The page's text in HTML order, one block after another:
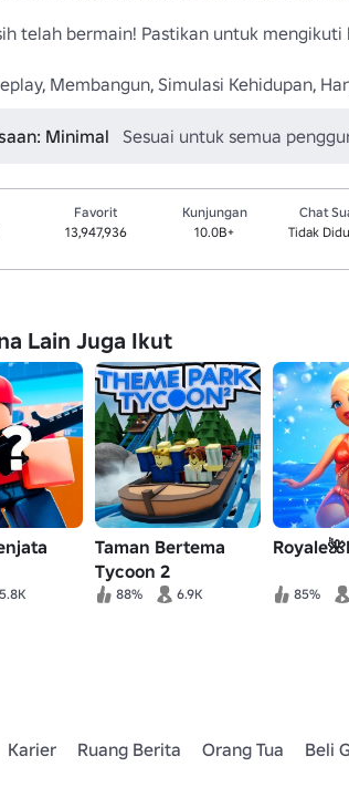
telah bermain! Pastikan untuk
Membangun, Simulasi Kehidupan,
Minimal Sesuai untuk semua
Favorit
13,947,936
Kunjungan
10.0B+
Chat
Tidak
Lain Juga Ikut
5.8K
Taman Bertema
Tycoon 2
88% 6.9K 85%
Karier Ruang Berita Orang Tua Beli